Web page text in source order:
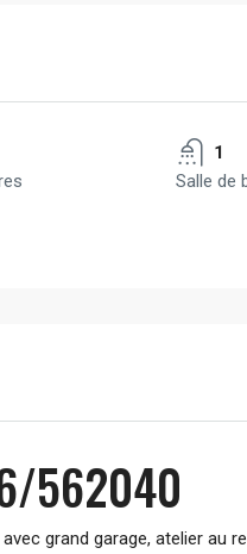
1
Salle de
562040
grand garage, atelier au